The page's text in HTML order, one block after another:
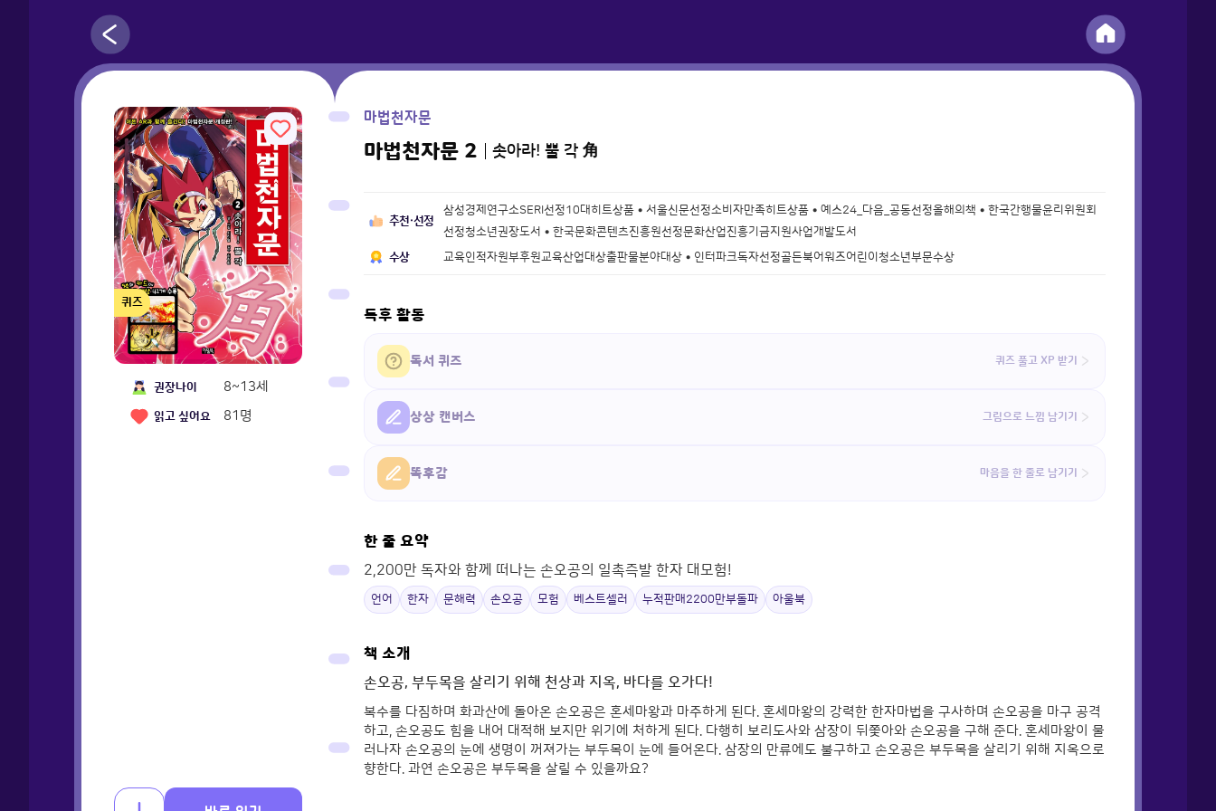
퀴즈
권장나이 8~13세
읽고 싶어요 81 명
마법천자문
마법천자문 2 솟아라! 뿔 각 角
추천·선정
삼성경제연구소SERI선정10대히트상품 • 서울신문선정소비자만족히트상품 • 예스24_다음_공동선정올해의책 • 한국간행물윤리위원회
선정청소년권장도서 • 한국문화콘텐츠진흥원선정문화산업진흥기금지원사업개발도서
수상
교육인적자원부후원교육산업대상출판물분야대상 • 인터파크독자선정골든북어워즈어린이청소년부문수상
독후 활동
독서 퀴즈 퀴즈 풀고 XP 받기
상상 캔버스 그림으로 느낌 남기기
똑후감 마음을 한 줄로 남기기
한 줄 요약
2,200만 독자와 함께 떠나는 손오공의 일촉즉발 한자 대모험!
언어 한자 문해력 손오공 모험 베스트셀러 누적판매2200만부돌파 아울북
책 소개
손오공, 부두목을 살리기 위해 천상과 지옥, 바다를 오가다!
복수를 다짐하며 화과산에 돌아온 손오공은 혼세마왕과 마주하게 된다. 혼세마왕의 강력한 한자마법을 구사하며 손오공을 마구 공격
하고, 손오공도 힘을 내어 대적해 보지만 위기에 처하게 된다. 다행히 보리도사와 삼장이 뒤쫓아와 손오공을 구해 준다. 혼세마왕이 물
러나자 손오공의 눈에 생명이 꺼져가는 부두목이 눈에 들어온다. 삼장의 만류에도 불구하고 손오공은 부두목을 살리기 위해 지옥으로
향한다. 과연 손오공은 부두목을 살릴 수 있을까요?